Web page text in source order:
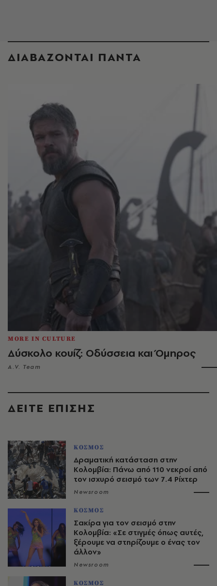
ΔΙΑΒΑΖΟΝΤΑΙ ΠΑΝΤΑ
MORE IN CULTURE
Δύσκολο κουίζ: Οδύσσεια και Όμηρος
A.V. Team
ΔΕΙΤΕ ΕΠΙΣΗΣ
ΚΟΣΜΟΣ
Δραματική κατάσταση στην
Κολομβία: Πάνω από 110 νεκροί από
τον ισχυρό σεισμό των 7.4 Ρίχτερ
Newsroom
ΚΟΣΜΟΣ
Σακίρα για τον σεισμό στην
Κολομβία: «Σε στιγμές όπως αυτές,
ξέρουμε να στηρίζουμε ο ένας τον
άλλον»
Newsroom
ΚΟΣΜΟΣ